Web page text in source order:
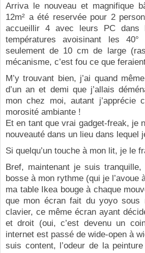
Arriva le nouveau et magnifique
12m² a été reservée pour 2
accueillir 4 avec leurs PC
températures avoisinant les
seulement de 10 cm de large
mécanisme, c’est fou ce que
M’y trouvant bien, j’ai quand
d’un an et demi que j’allais
mon chez moi, autant
morosité ambiante !
Et en tant que vrai gadget-freak, je
nouveauté dans un lieu dans lequel
Si quelqu’un touche à mon lit, je le
Bref, maintenant je suis
bosse à mon rythme (qui je
ma table Ikea bouge à chaque
que mon écran fait du yoyo
clavier, ce même écran ayant
et droit (oui, c’est devenu un
internet est passé de wide-open à
suis content, l’odeur de la